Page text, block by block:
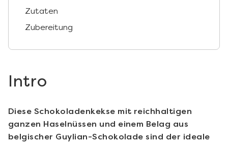
Intro
Diese Schokoladenkekse mit reichhaltigen
ganzen Haselnüssen und einem Belag aus
belgischer Guylian-Schokolade sind der ideale
Zutaten
Zubereitung